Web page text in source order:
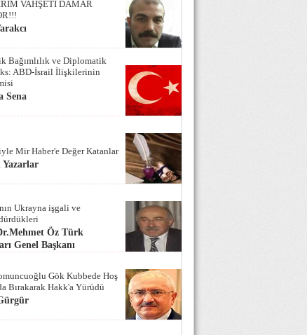
VAHŞETİ DAMAR
Bağımlılık ve Diplomatik
ABD-İsrail İlişkilerinin
Sena
Mir Haber'e Değer Katanlar
Yazarlar
Ukrayna işgali ve
Öz Türk
Genel Başkanı
Gök Kubbede Hoş
Bırakarak Hakk'a Yürüdü